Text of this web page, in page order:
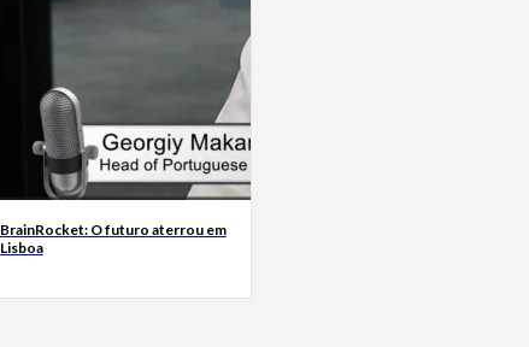
BrainRocket: O futuro aterrou em
Lisboa